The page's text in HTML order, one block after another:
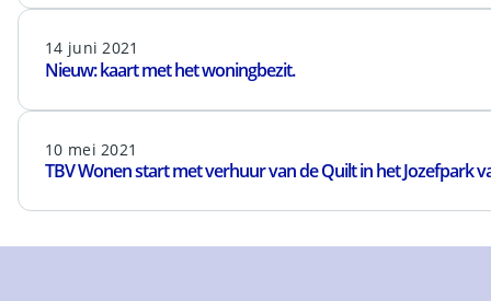
Nieuw: kaart met het woningbezit.
14 juni 2021
TBV Wonen start met verhuur van de Quilt in het Jozefpark
10 mei 2021